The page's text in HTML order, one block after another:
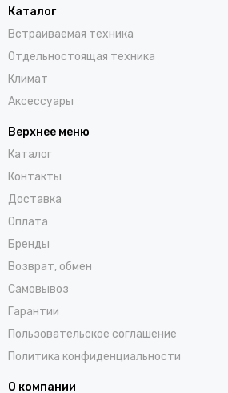
Каталог
Встраиваемая техника
Отдельностоящая техника
Климат
Аксессуары
Верхнее меню
Каталог
Контакты
Доставка
Оплата
Бренды
Возврат, обмен
Самовывоз
Гарантии
Пользовательское соглашение
Политика конфиденциальности
О компании